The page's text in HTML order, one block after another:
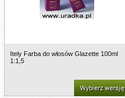
Itely Farba do włosów Glazette 100ml
1:1,5
Wybierz wersję